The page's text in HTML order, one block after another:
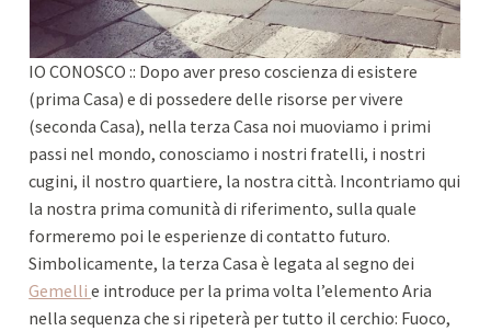
IO CONOSCO :: Dopo aver preso coscienza di esistere
(prima Casa) e di possedere delle risorse per vivere
(seconda Casa), nella terza Casa noi muoviamo i primi
passi nel mondo, conosciamo i nostri fratelli, i nostri
cugini, il nostro quartiere, la nostra città. Incontriamo qui
la nostra prima comunità di riferimento, sulla quale
formeremo poi le esperienze di contatto futuro.
Simbolicamente, la terza Casa è legata al segno dei
Gemellie introduce per la prima volta l’elemento Aria
nella sequenza che si ripeterà per tutto il cerchio: Fuoco,